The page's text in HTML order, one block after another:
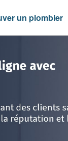
un plombier